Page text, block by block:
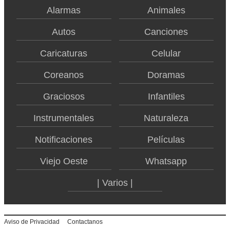
Alarmas Animales
Autos Canciones
Caricaturas Celular
Coreanos Doramas
Graciosos Infantiles
Instrumentales Naturaleza
Notificaciones Películas
Viejo Oeste Whatsapp
| Varios |
Aviso de Privacidad Contactanos